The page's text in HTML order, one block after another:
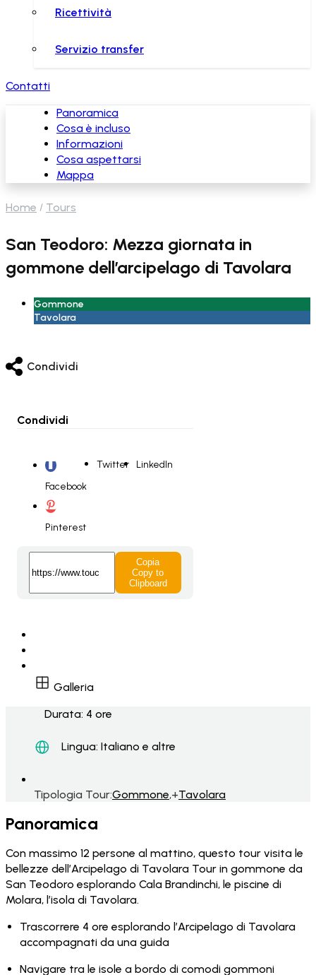
Ricettività
Servizio transfer
Contatti
Panoramica
Cosa è incluso
Informazioni
Cosa aspettarsi
Mappa
Home Tours
San Teodoro: Mezza giornata in
gommone dell’arcipelago di Tavolara
Gommone
Tavolara
Condividi
Condividi
Facebook
Twitter LinkedIn
Pinterest
Copia
Copy to
Clipboard
Galleria
Durata: 4 ore
Lingua: Italiano e altre
Tipologia Tour:Gommone,+Tavolara
Panoramica
Con massimo 12 persone al mattino, questo tour visita le
bellezze dell’Arcipelago di Tavolara Tour in gommone da
San Teodoro esplorando Cala Brandinchi, le piscine di
Molara, l’isola di Tavolara.
Trascorrere 4 ore esplorando l’Arcipelago di Tavolara
accompagnati da una guida
Navigare tra le isole a bordo di comodi gommoni